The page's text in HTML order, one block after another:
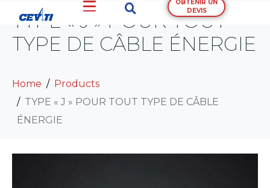
OBTENIR UN
DEVIS
TYPE « J » POUR TOUT
TYPE DE CÂBLE ÉNERGIE
Home
Products
TYPE « J » POUR TOUT TYPE DE CÂBLE
ÉNERGIE